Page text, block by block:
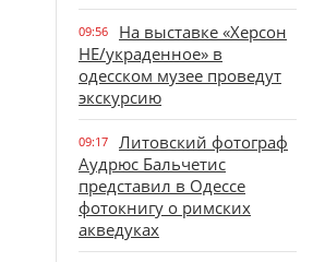
09:56
На выставке «Херсон
НЕ/украденное» в
одесском музее проведут
экскурсию
09:17
Литовский фотограф
Аудрюс Бальчетис
представил в Одессе
фотокнигу о римских
акведуках